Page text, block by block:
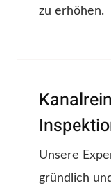
zu erhöhen.
Unsere
gründlich